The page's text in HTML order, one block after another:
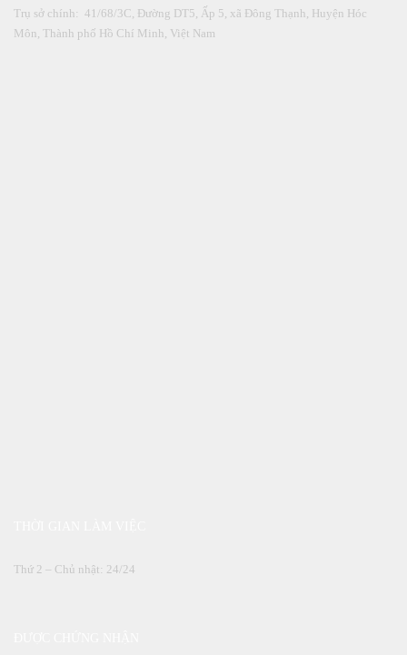
Trụ sở chính: 41/68/3C, Đường DT5, Ấp 5, xã Đông Thạnh, Huyện Hóc
Môn, Thành phố Hồ Chí Minh, Việt Nam
Thứ 2 – Chủ nhật: 24/24